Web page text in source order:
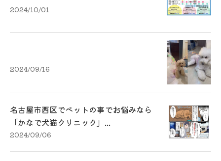
2024/10/01
2024/09/16
名古屋市西区でペットの事でお悩みなら
「かなで犬猫クリニック」...
2024/09/06